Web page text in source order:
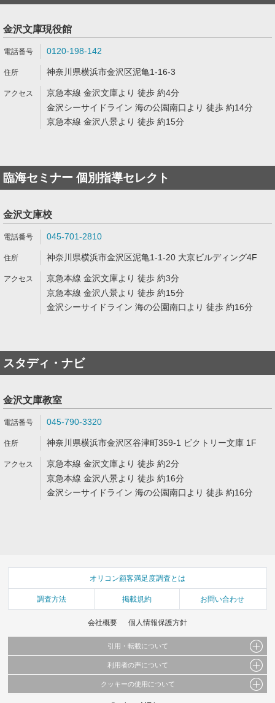
金沢文庫現役館
0120-198-142
神奈川県横浜市金沢区泥亀1-16-3
京急本線 金沢文庫より 徒歩 約4分
金沢シーサイドライン 海の公園南口より 徒歩 約14分
京急本線 金沢八景より 徒歩 約15分
臨海セミナー 個別指導セレクト
金沢文庫校
045-701-2810
神奈川県横浜市金沢区泥亀1-1-20 大京ビルディング4F
京急本線 金沢文庫より 徒歩 約3分
京急本線 金沢八景より 徒歩 約15分
金沢シーサイドライン 海の公園南口より 徒歩 約16分
スタディ・ナビ
金沢文庫教室
045-790-3320
神奈川県横浜市金沢区谷津町359-1 ビクトリー文庫 1F
京急本線 金沢文庫より 徒歩 約2分
京急本線 金沢八景より 徒歩 約16分
金沢シーサイドライン 海の公園南口より 徒歩 約16分
オリコン顧客満足度調査とは
調査方法 掲載規約 お問い合わせ
会社概要 個人情報保護方針
引用・転載について
当サイトで公開されている情報（文字、写真、イラスト、画像データ等）及びこれらの配
これらの情報を権利者の許可なく無断転載・複製などの二次利用を行うことは固く禁じて
利用者の声について
当サイトに掲載している内容はすべてサービスの利用者が提出された見解・感想です。
クッキーの使用について